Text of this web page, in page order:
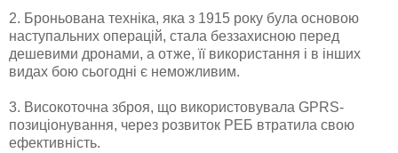
2. Броньована техніка, яка з 1915 року була основою
наступальних операцій, стала беззахисною перед
дешевими дронами, а отже, її використання і в інших
видах бою сьогодні є неможливим.
3. Високоточна зброя, що використовувала GPRS-
позиціонування, через розвиток РЕБ втратила свою
ефективність.